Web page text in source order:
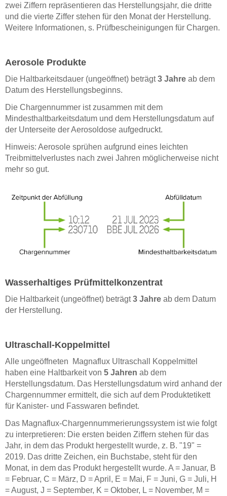
zwei Ziffern repräsentieren das Herstellungsjahr, die dritte
und die vierte Ziffer stehen für den Monat der Herstellung.
Weitere Informationen, s. Prüfbescheinigungen für Chargen.
Aerosole Produkte
Die Haltbarkeitsdauer (ungeöffnet) beträgt3 Jahre ab dem
Datum des Herstellungsbeginns.
Die Chargennummer ist zusammen mit dem
Mindesthaltbarkeitsdatum und dem Herstellungsdatum auf
der Unterseite der Aerosoldose aufgedruckt.
Hinweis: Aerosole sprühen aufgrund eines leichten
Treibmittelverlustes nach zwei Jahren möglicherweise nicht
mehr so gut.
Wasserhaltiges Prüfmittelkonzentrat
Die Haltbarkeit (ungeöffnet) beträgt3 Jahre ab dem Datum
der Herstellung.
Ultraschall-Koppelmittel
Alle ungeöffneten Magnaflux Ultraschall Koppelmittel
haben eine Haltbarkeit von 5 Jahren ab dem
Herstellungsdatum. Das Herstellungsdatum wird anhand der
Chargennummer ermittelt, die sich auf dem Produktetikett
für Kanister- und Fasswaren befindet.
Das Magnaflux-Chargennummerierungssystem ist wie folgt
zu interpretieren: Die ersten beiden Ziffern stehen für das
Jahr, in dem das Produkt hergestellt wurde, z. B. "19" =
2019. Das dritte Zeichen, ein Buchstabe, steht für den
Monat, in dem das Produkt hergestellt wurde. A = Januar, B
= Februar, C = März, D = April, E = Mai, F = Juni, G = Juli, H
= August, J = September, K = Oktober, L = November, M =